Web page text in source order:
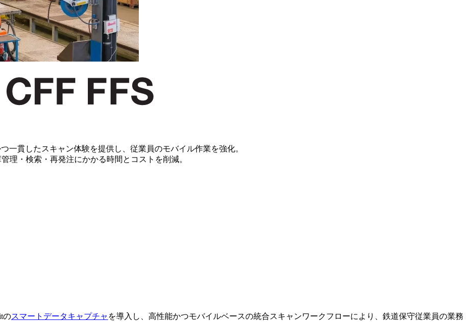
一貫したスキャン体験を提供し、従業員のモバイル作業を強化。
理・検索・再発注にかかる時間とコストを削減。
のスマートデータキャプチャ を導入し、高性能かつモバイルベースの統合スキャンワークフローにより、鉄道保守従業員の業務